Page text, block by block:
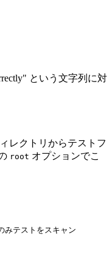
という文字列に対
レクトリからテストフ
root オプションでこ
テストをスキャン